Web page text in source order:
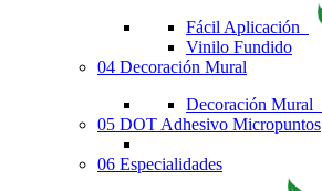
Fácil Aplicación
Vinilo Fundido
04 Decoración Mural
Decoración Mural
05 DOT Adhesivo Micropuntos
06 Especialidades